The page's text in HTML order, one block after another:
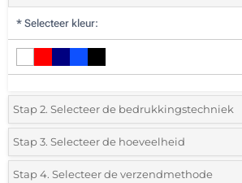
* Selecteer kleur:
Stap 2. Selecteer de bedrukkingstechniek
*Selecteer de bedrukking en kleuren van het
1 Kleur (Op de band)
Stap 3. Selecteer de hoeveelheid
*Selecteer uit de lijst of voeg het gewenste
Stap 4. Selecteer de verzendmethode